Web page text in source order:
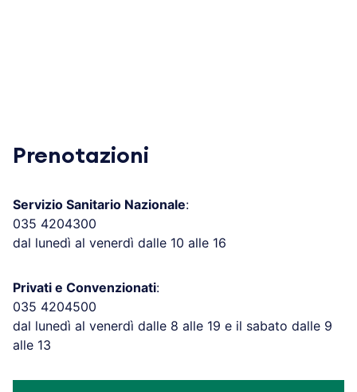
Prenotazioni
Servizio Sanitario Nazionale:
035 4204300
dal lunedì al venerdì dalle 10 alle 16
Privati e Convenzionati:
035 4204500
dal lunedì al venerdì dalle 8 alle 19 e il sabato dalle 9
alle 13